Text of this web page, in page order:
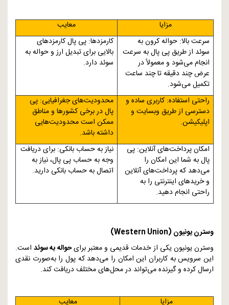
مزایا
معایب
سرعت بالا: حواله کرون به
سوئد از طریق پی پال به سرعت
انجام می‌شود و معمولاً در
عرض چند دقیقه تا چند ساعت
تکمیل می‌شود.
کارمزدها: پی پال کارمزدهای
بالایی برای تبدیل ارز و حواله به
سوئد دارد.
راحتی استفاده: کاربری ساده و
دسترسی از طریق وبسایت و
اپلیکیشن.
محدودیت‌های جغرافیایی: پی
پال در برخی کشورها و مناطق
ممکن است محدودیت‌هایی
داشته باشد.
امکان پرداخت‌های آنلاین: پی
پال به شما این امکان را
می‌دهد که پرداخت‌های آنلاین
و خریدهای اینترنتی را به
راحتی انجام دهید.
نیاز به حساب بانکی: برای دریافت
وجه به حساب پی پال، نیاز به
اتصال به حساب بانکی دارید.
وسترن یونیون (Western Union
)
وسترن یونیون یکی از خدمات قدیمی و معتبر برایحواله به سوئداست.
این سرویس به کاربران این امکان را می‌دهد که پول را به‌صورت نقدی
ارسال کرده و گیرنده می‌تواند در محل‌های مختلف دریافت کند.
مزایا
معایب